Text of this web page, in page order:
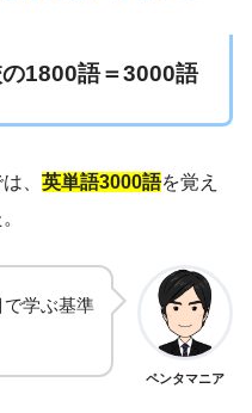
1800語＝3000語
、 英単語3000語を覚え
学ぶ基準
ペンタマニア